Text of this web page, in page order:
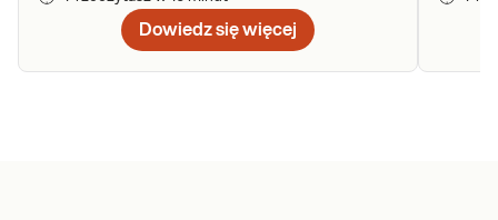
ewentualnych infekcji oraz analizę fragmentacji DNA plemników,
która pozwala ocenić stan materiału genetycznego.
Badanie nasienia – dla kogo?
Dowiedz się więcej